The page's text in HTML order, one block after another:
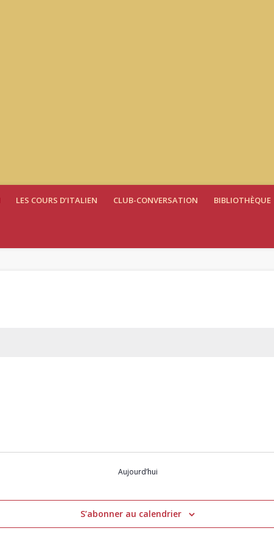
LES COURS D’ITALIEN CLUB-CONVERSATION BIBLIOTHÈQUE
Aujourd’hui
S’abonner au calendrier